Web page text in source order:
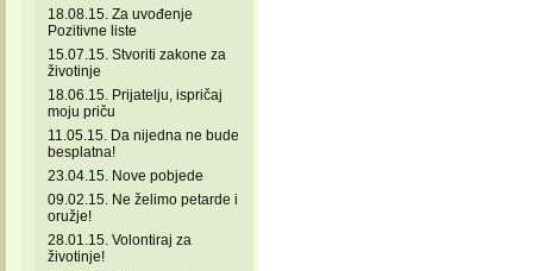
18.08.15. Za uvođenje
Pozitivne liste
15.07.15. Stvoriti zakone za
životinje
18.06.15. Prijatelju, ispričaj
moju priču
11.05.15. Da nijedna ne bude
besplatna!
23.04.15. Nove pobjede
09.02.15. Ne želimo petarde i
oružje!
28.01.15. Volontiraj za
životinje!